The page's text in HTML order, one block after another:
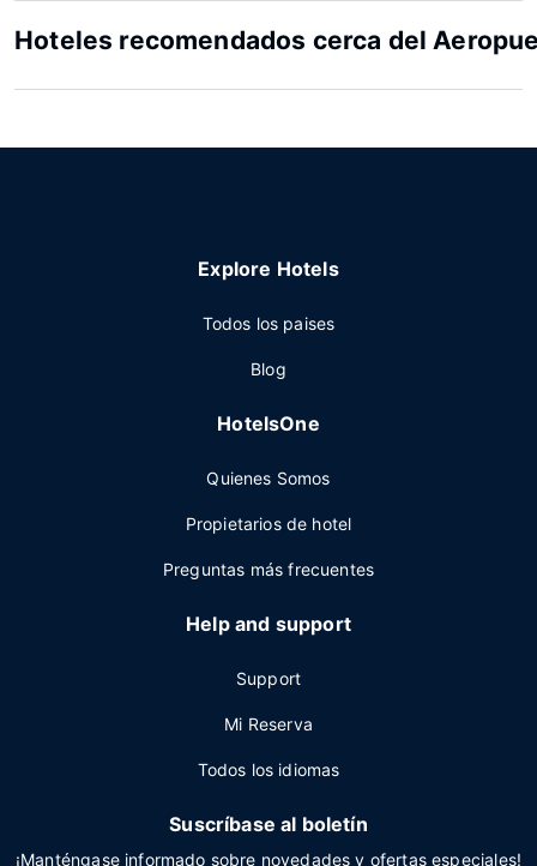
Hoteles recomendados cerca del
Explore Hotels
Todos los paises
Blog
HotelsOne
Quienes Somos
Propietarios de hotel
Preguntas más frecuentes
Help and support
Support
Mi Reserva
Todos los idiomas
Suscríbase al boletín
¡Manténgase informado sobre novedades y ofertas especiales!